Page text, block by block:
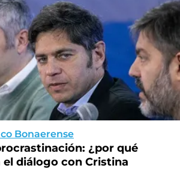
Bonaerense
¿por qué
diálogo con Cristina